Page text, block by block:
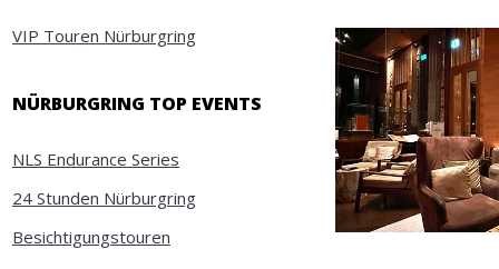
VIP Touren Nürburgring
NÜRBURGRING TOP EVENTS
NLS Endurance Series
24 Stunden Nürburgring
Besichtigungstouren